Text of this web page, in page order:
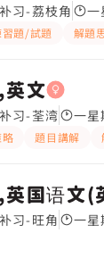
习-荔枝角 一
題/試題 解題
文
习-荃湾 一
略 題目講解
国语文(
习-旺角 一